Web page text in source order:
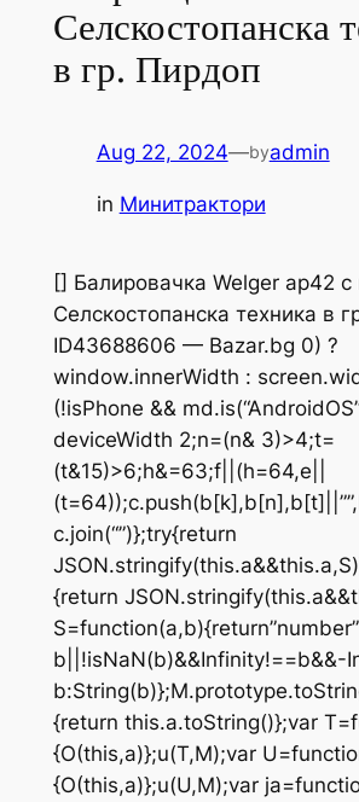
Селскостопанска
в гр. Пирдоп
Aug 22, 2024—byadmin
in Минитрактори
[] Балировачка Welger ap42 с
Селскостопанска техника в
ID43688606 — Bazar.bg 0) ?
window.innerWidth :
(!isPhone &&
deviceWidth 2;n=(n& 3)>4;t=
(t&15)>6;h&=63;f||(h=64,e||
c.join(“”)};try{return
{return
b||!isNaN(b)&&Infinity!==b&&-
{return this.a.toString()};var
{O(this,a)};u(T,M);var
{O(this,a)};u(U,M);var